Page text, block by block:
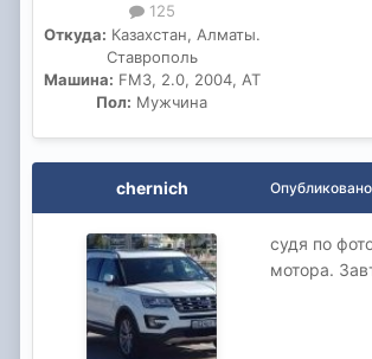
125
Откуда: Казахстан, Алматы.
Ставрополь
Машина: FM3, 2.0, 2004, AT
Пол: Мужчина
chernich Опубликовано
судя по
мотора.